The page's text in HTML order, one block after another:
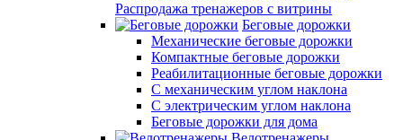
Распродажа тренажеров с витрины
Беговые дорожки
Механические беговые дорожки
Компактные беговые дорожки
Реабилитационные беговые дорожки
С механическим углом наклона
С электрическим углом наклона
Беговые дорожки для дома